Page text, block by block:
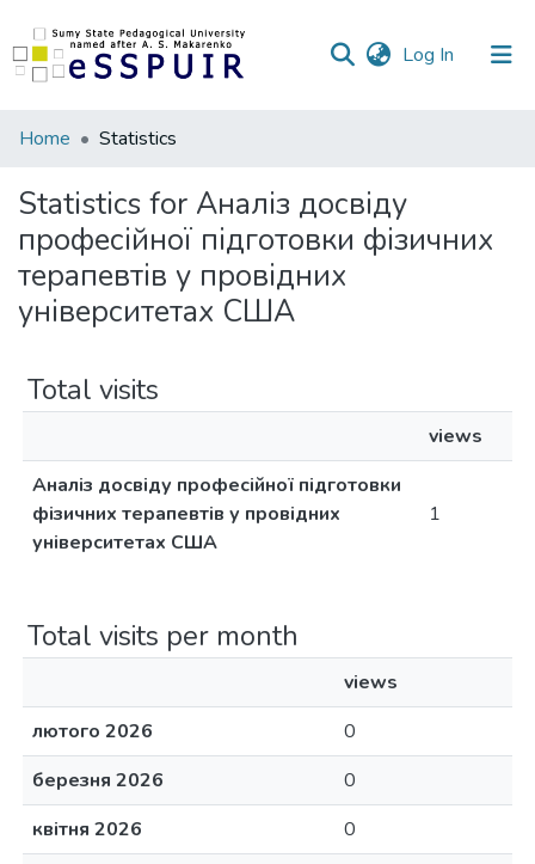
Log In (current)
Communities
Collections
All of DSpace
Home Statistics
Statistics for Аналіз досвіду
професійної підготовки фізичних
терапевтів у провідних
університетах США
Total visits
views
Аналіз досвіду професійної підготовки
фізичних терапевтів у провідних
університетах США
1
Total visits per month
views
лютого 2026
0
березня 2026
0
квітня 2026
0